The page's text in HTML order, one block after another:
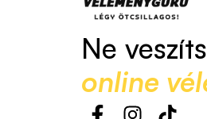
Ne
online